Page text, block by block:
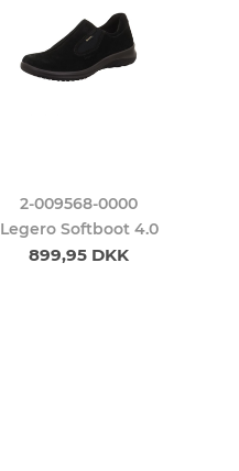
2-009568-0000
Legero Softboot 4.0
899,95 DKK